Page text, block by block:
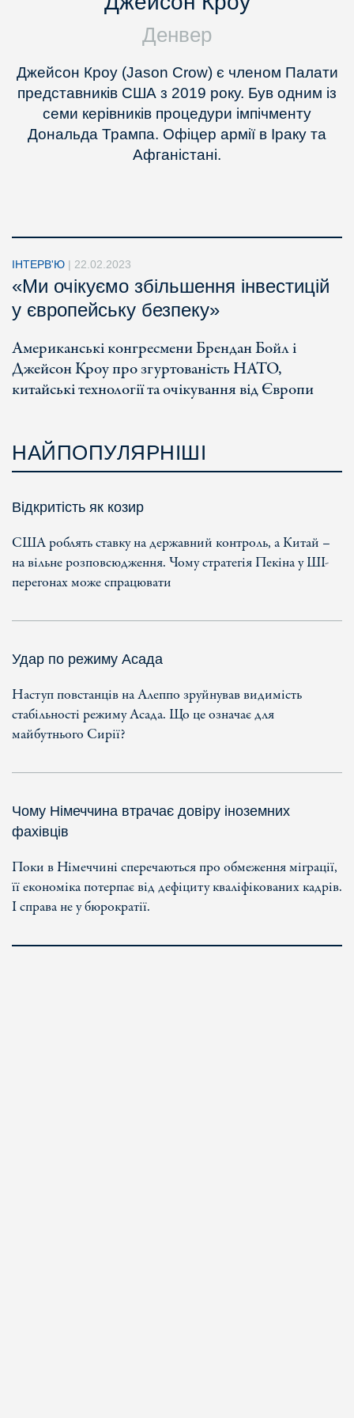
Денвер
Джейсон Кроу (Jason Crow) є членом Палати
представників США з 2019 року. Був одним із
семи керівників процедури імпічменту
Дональда Трампа. Офіцер армії в Іраку та
Афганістані.
ІНТЕРВ'Ю | 22.02.2023
«Ми очікуємо збільшення інвестицій
у європейську безпеку»
Американські конгресмени Брендан Бойл і
Джейсон Кроу про згуртованість НАТО,
китайські технології та очікування від Європи
НАЙПОПУЛЯРНІШІ
Відкритість як козир
США роблять ставку на державний контроль, а Китай –
на вільне розповсюдження. Чому стратегія Пекіна у ШІ-
перегонах може спрацювати
Удар по режиму Асада
Наступ повстанців на Алеппо зруйнував видимість
стабільності режиму Асада. Що це означає для
майбутнього Сирії?
Чому Німеччина втрачає довіру іноземних
фахівців
Поки в Німеччині сперечаються про обмеження міграції,
її економіка потерпає від дефіциту кваліфікованих кадрів.
І справа не у бюрократії.